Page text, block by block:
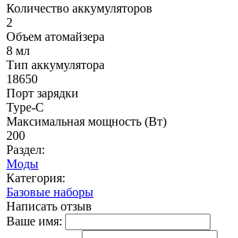
Количество аккумуляторов
2
Объем атомайзера
8 мл
Тип аккумулятора
18650
Порт зарядки
Type-C
Максимальная мощность (Вт)
200
Раздел:
Моды
Категория:
Базовые наборы
Написать отзыв
Ваше имя: